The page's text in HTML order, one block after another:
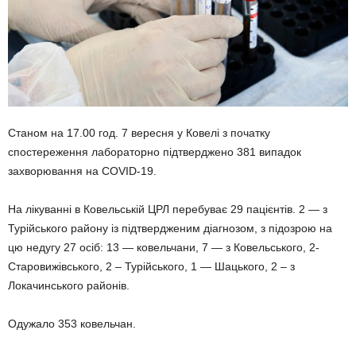
Станом на 17.00 год. 7 вересня у Ковелі з початку
спостереження лабораторно підтверджено 381 випадок
захворювання на COVID-19.
На лікуванні в Ковельській ЦРЛ перебуває 29 пацієнтів. 2 — з
Турійського району із підтвердженим діагнозом, з підозрою на
цю недугу 27 осіб: 13 — ковельчани, 7 — з Ковельського, 2-
Старовижівського, 2 – Турійського, 1 — Шацького, 2 – з
Локачинського районів.
Одужало 353 ковельчан.